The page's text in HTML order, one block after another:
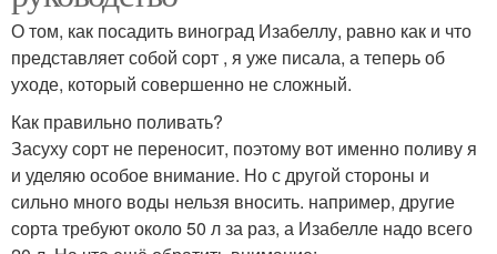
О том, как посадить виноград Изабеллу, равно как и что
представляет собой сорт , я уже писала, а теперь об
уходе, который совершенно не сложный.
Как правильно поливать?
Засуху сорт не переносит, поэтому вот именно поливу я
и уделяю особое внимание. Но с другой стороны и
сильно много воды нельзя вносить. например, другие
сорта требуют около 50 л за раз, а Изабелле надо всего